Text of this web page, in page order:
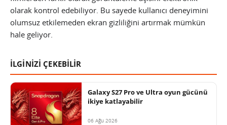
olarak kontrol edebiliyor. Bu sayede kullanıcı deneyimini
olumsuz etkilemeden ekran gizliliğini artırmak mümkün
hale geliyor.
İLGİNİZİ ÇEKEBİLİR
Galaxy S27 Pro ve Ultra oyun gücünü
ikiye katlayabilir
06 Ağu 2026